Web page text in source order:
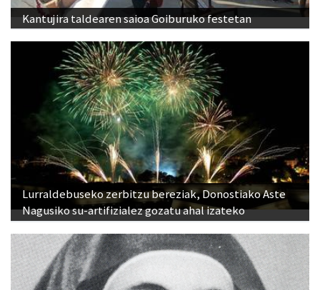
Kantujira taldearen saioa Goiburuko festetan
Lurraldebuseko zerbitzu bereziak, Donostiako Aste
Nagusiko su-artifizialez gozatu ahal izateko